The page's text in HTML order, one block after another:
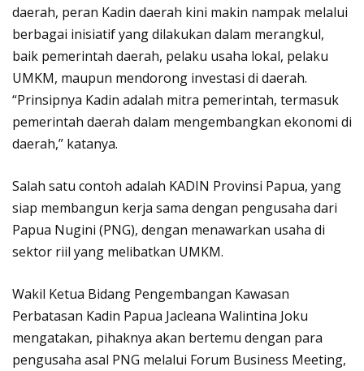
daerah, peran Kadin daerah kini makin nampak melalui
berbagai inisiatif yang dilakukan dalam merangkul,
baik pemerintah daerah, pelaku usaha lokal, pelaku
UMKM, maupun mendorong investasi di daerah.
“Prinsipnya Kadin adalah mitra pemerintah, termasuk
pemerintah daerah dalam mengembangkan ekonomi di
daerah,” katanya.
Salah satu contoh adalah KADIN Provinsi Papua, yang
siap membangun kerja sama dengan pengusaha dari
Papua Nugini (PNG), dengan menawarkan usaha di
sektor riil yang melibatkan UMKM.
Wakil Ketua Bidang Pengembangan Kawasan
Perbatasan Kadin Papua Jacleana Walintina Joku
mengatakan, pihaknya akan bertemu dengan para
pengusaha asal PNG melalui Forum Business Meeting,